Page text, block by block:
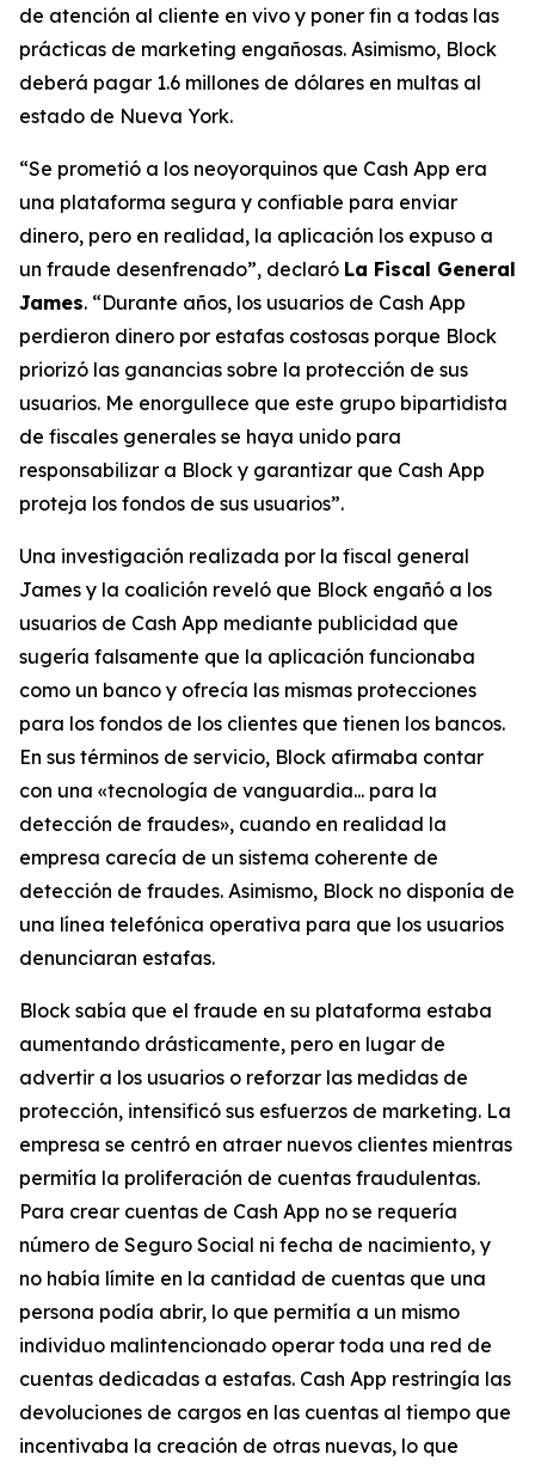
de atención al cliente en vivo y poner fin a todas las
prácticas de marketing engañosas. Asimismo, Block
deberá pagar 1.6 millones de dólares en multas al
estado de Nueva York.
“Se prometió a los neoyorquinos que Cash App era
una plataforma segura y confiable para enviar
dinero, pero en realidad, la aplicación los expuso a
un fraude desenfrenado”, declaró La Fiscal General
James. “Durante años, los usuarios de Cash App
perdieron dinero por estafas costosas porque Block
priorizó las ganancias sobre la protección de sus
usuarios. Me enorgullece que este grupo bipartidista
de fiscales generales se haya unido para
responsabilizar a Block y garantizar que Cash App
proteja los fondos de sus usuarios”.
Una investigación realizada por la fiscal general
James y la coalición reveló que Block engañó a los
usuarios de Cash App mediante publicidad que
sugería falsamente que la aplicación funcionaba
como un banco y ofrecía las mismas protecciones
para los fondos de los clientes que tienen los bancos.
En sus términos de servicio, Block afirmaba contar
con una «tecnología de vanguardia... para la
detección de fraudes», cuando en realidad la
empresa carecía de un sistema coherente de
detección de fraudes. Asimismo, Block no disponía de
una línea telefónica operativa para que los usuarios
denunciaran estafas.
Block sabía que el fraude en su plataforma estaba
aumentando drásticamente, pero en lugar de
advertir a los usuarios o reforzar las medidas de
protección, intensificó sus esfuerzos de marketing. La
empresa se centró en atraer nuevos clientes mientras
permitía la proliferación de cuentas fraudulentas.
Para crear cuentas de Cash App no ​​se requería
número de Seguro Social ni fecha de nacimiento, y
no había límite en la cantidad de cuentas que una
persona podía abrir, lo que permitía a un mismo
individuo malintencionado operar toda una red de
cuentas dedicadas a estafas. Cash App restringía las
devoluciones de cargos en las cuentas al tiempo que
incentivaba la creación de otras nuevas, lo que